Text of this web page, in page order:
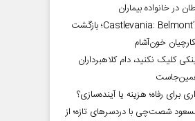
در خانواده بیماران
Castlevania: Belmont’s Curse؛ بازگشت
خون‌آشام
کلیک نکنید، دام کلاهبرداران
برای رفاه؛ هزینه یا آینده‌سازی؟
شصت‌چی با دردسر‌های تازه؛ از